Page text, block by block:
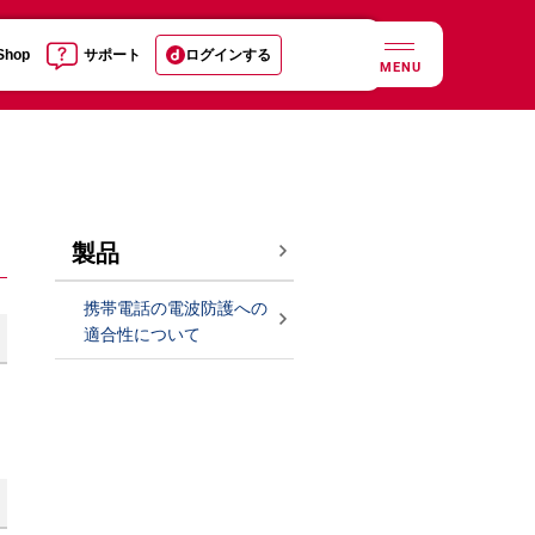
サポート ログインする
MENU
製品
携帯電話の電波防護への
適合性について